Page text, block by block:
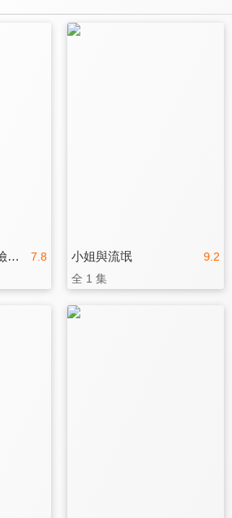
7.8
怪胎英雄：奇克探險記(國) 9.2
小姐與流氓
全 1 集